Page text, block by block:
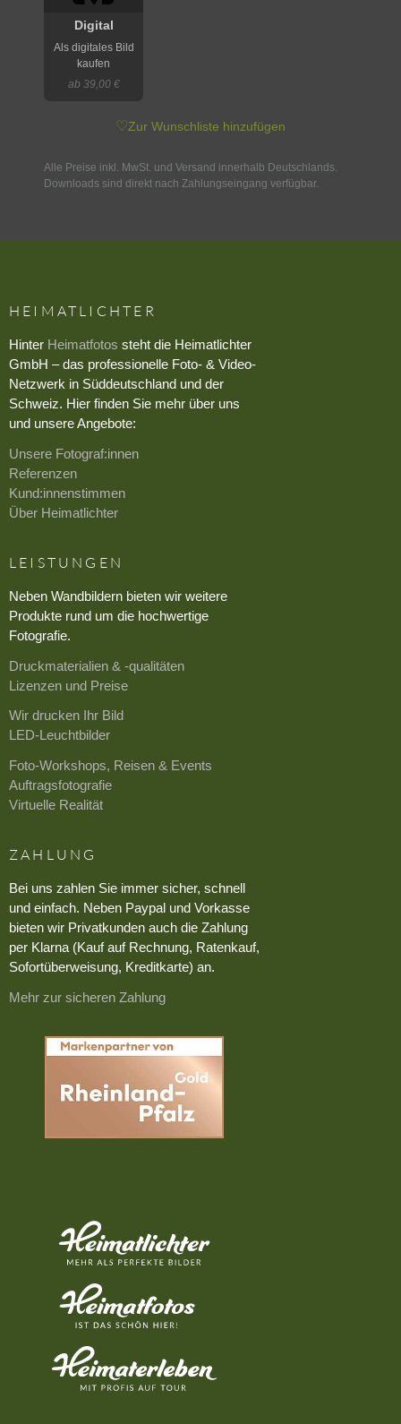
Digital
Als digitales Bild
kaufen
ab 39,00 €
♡Zur Wunschliste hinzufügen
Alle Preise inkl. MwSt. und Versand innerhalb Deutschlands.
Downloads sind direkt nach Zahlungseingang verfügbar.
HEIMATLICHTER
Hinter Heimatfotos steht die Heimatlichter
GmbH – das professionelle Foto- & Video-
Netzwerk in Süddeutschland und der
Schweiz. Hier finden Sie mehr über uns
und unsere Angebote:
Unsere Fotograf:innen
Referenzen
Kund:innenstimmen
Über Heimatlichter
LEISTUNGEN
Neben Wandbildern bieten wir weitere
Produkte rund um die hochwertige
Fotografie.
Druckmaterialien & -qualitäten
Lizenzen und Preise
Wir drucken Ihr Bild
LED-Leuchtbilder
Foto-Workshops, Reisen & Events
Auftragsfotografie
Virtuelle Realität
ZAHLUNG
Bei uns zahlen Sie immer sicher, schnell
und einfach. Neben Paypal und Vorkasse
bieten wir Privatkunden auch die Zahlung
per Klarna (Kauf auf Rechnung, Ratenkauf,
Sofortüberweisung, Kreditkarte) an.
Mehr zur sicheren Zahlung